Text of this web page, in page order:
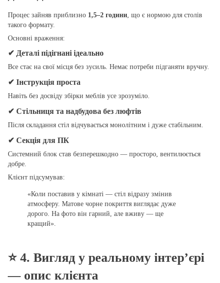
Процес зайняв приблизно 1,5–2 години , що є нормою для столів
такого формату.
Основні враження:
✔ Деталі підігнані ідеально
Все стає на свої місця без зусиль. Немає потреби підганяти вручну.
✔ Інструкція проста
Навіть без досвіду збірки меблів усе зрозуміло.
✔ Стільниця та надбудова без люфтів
Після складання стіл відчувається монолітним і дуже стабільним.
✔ Секція для ПК
Системний блок став безперешкодно — просторо, вентилюється
добре.
Клієнт підсумував:
«Коли поставив у кімнаті — стіл відразу змінив
атмосферу. Матове чорне покриття виглядає дуже
дорого. На фото він гарний, але вживу — ще
кращий».
⭐ 4. Вигляд у реальному інтер’єрі
— опис клієнта